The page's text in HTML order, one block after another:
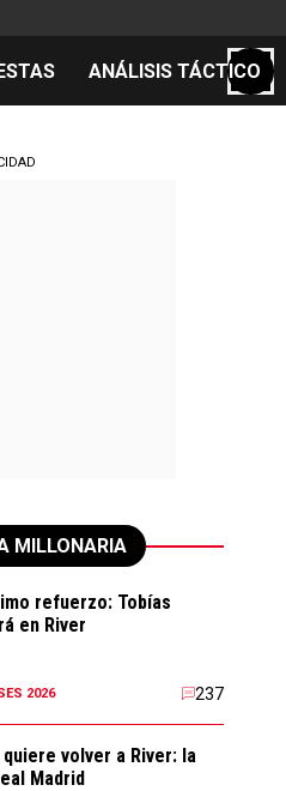
ANÁLISIS TÁCTICO
MILLONARIA
refuerzo: Tobías
en River
2026 237
volver a River: la
Madrid